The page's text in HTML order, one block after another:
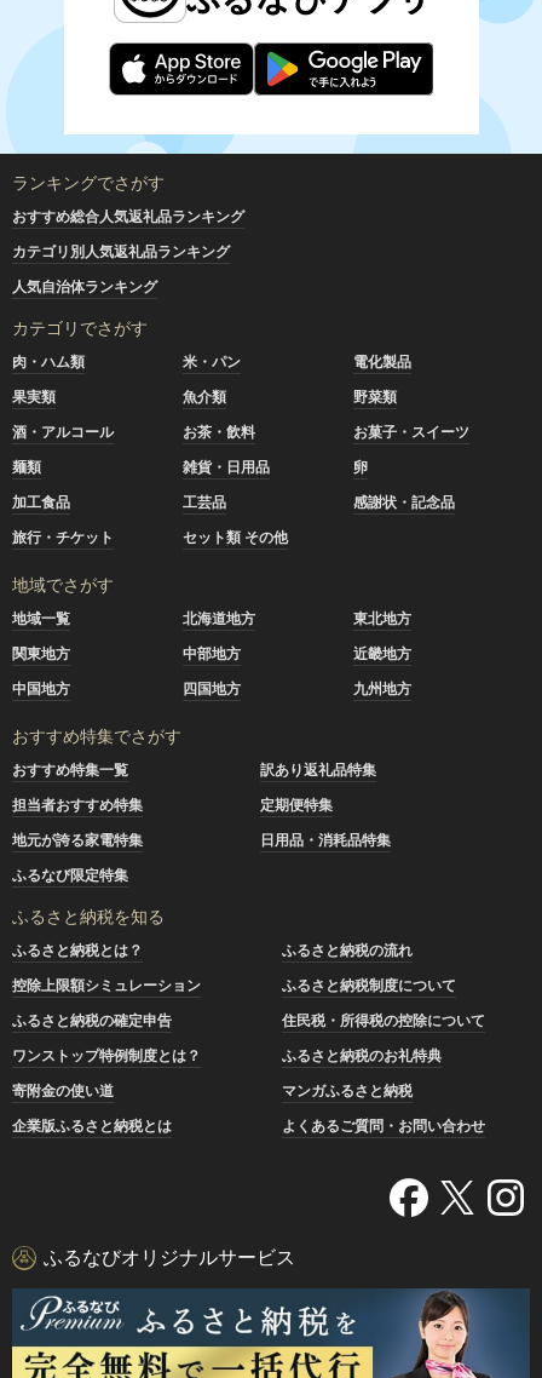
ランキングでさがす
おすすめ総合人気返礼品ランキング
カテゴリ別人気返礼品ランキング
人気自治体ランキング
カテゴリでさがす
肉・ハム類 米・パン
電化製品
果実類
魚介類
野菜類
酒・アルコール
お茶・飲料
お菓子・スイーツ
麺類
雑貨・日用品
卵
加工食品
工芸品
感謝状・記念品
旅行・チケット
セット類 その他
地域でさがす
地域一覧 北海道地方
東北地方
関東地方
中部地方
近畿地方
中国地方
四国地方 九州地方
おすすめ特集でさがす
おすすめ特集一覧
訳あり返礼品特集
担当者おすすめ特集
定期便特集
地元が誇る家電特集
日用品・消耗品特集
ふるなび限定特集
ふるさと納税を知る
ふるさと納税とは？
ふるさと納税の流れ
控除上限額シミュレーション
ふるさと納税制度について
ふるさと納税の確定申告
住民税・所得税の控除について
ワンストップ特例制度とは？
ふるさと納税のお礼特典
寄附金の使い道
マンガふるさと納税
企業版ふるさと納税とは
よくあるご質問・お問い合わせ
ふるなびオリジナルサービス